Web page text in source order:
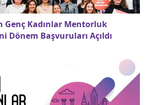
Genç Kadınlar Mentorluk
Dönem Başvuruları Açıldı